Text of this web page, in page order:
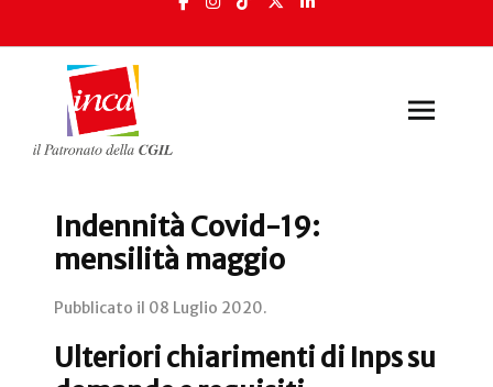
Indennità Covid-19:
mensilità maggio
Pubblicato il 08 Luglio 2020.
Ulteriori chiarimenti di Inps su